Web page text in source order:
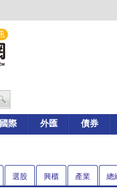
國際 外匯 債券
選股 興櫃 產業 總